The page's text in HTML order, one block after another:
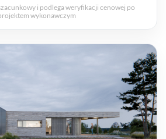
i podlega weryfikacji cenowej po
wykonawczym